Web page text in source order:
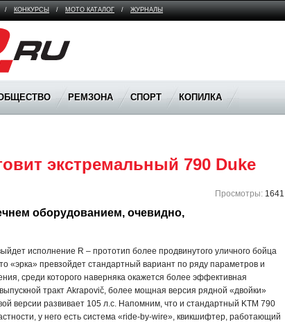
/ КОНКУРСЫ / МОТО КАТАЛОГ / ЖУРНАЛЫ
РЕМЗОНА СПОРТ КОПИЛКА
экстремальный 790 Duke
Просмотры: 1641
оборудованием, очевидно,
исполнение R – прототип более продвинутого уличного бойца
«эрка» превзойдет стандартный вариант по ряду параметров и
среди которого наверняка окажется более эффективная
тракт Akrapovič, более мощная версия рядной «двойки»
версии развивает 105 л.с. Напомним, что и стандартный KTM 790
у него есть система «ride-by-wire», квикшифтер, работающий